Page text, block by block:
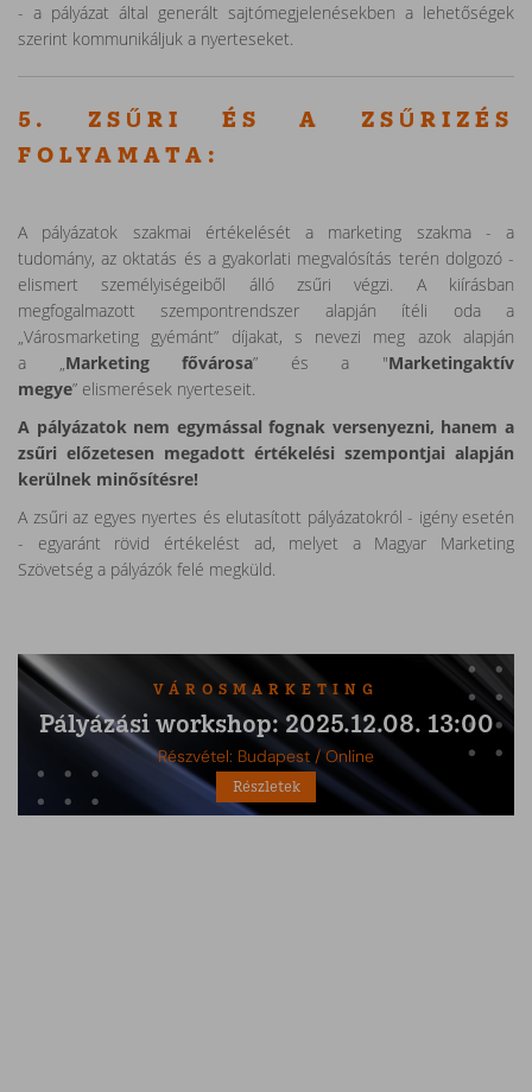
- a pályázat által generált sajtómegjelenésekben a lehetőségek
szerint kommunikáljuk a nyerteseket.
5. ZSŰRI ÉS A ZSŰRIZÉS
FOLYAMATA:
A pályázatok szakmai értékelését a marketing szakma - a
tudomány, az oktatás és a gyakorlati megvalósítás terén dolgozó -
elismert személyiségeiből álló zsűri végzi. A kiírásban
megfogalmazott szempontrendszer alapján ítéli oda a
„Városmarketing gyémánt” díjakat, s nevezi meg azok alapján
a „Marketing fővárosa” és a "Marketingaktív
megye” elismerések nyerteseit.
A pályázatok nem egymással fognak versenyezni, hanem a
zsűri előzetesen megadott értékelési szempontjai alapján
kerülnek minősítésre!
A zsűri az egyes nyertes és elutasított pályázatokról - igény esetén
- egyaránt rövid értékelést ad, melyet a Magyar Marketing
Szövetség a pályázók felé megküld.
VÁROSMARKETING
Pályázási workshop: 2025.12.08. 13:00
Részvétel: Budapest / Online
Részletek